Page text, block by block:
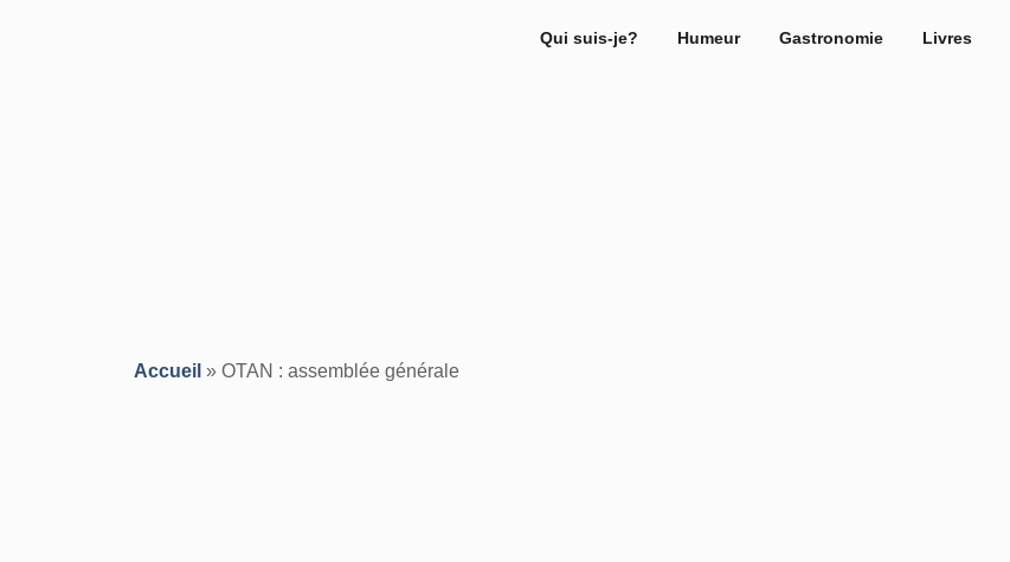
Qui suis-je? Humeur Gastronomie Livres
Accueil » OTAN : assemblée générale